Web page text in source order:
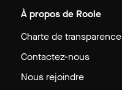
À propos de Roole
Charte de transparence
Contactez-nous
Nous rejoindre